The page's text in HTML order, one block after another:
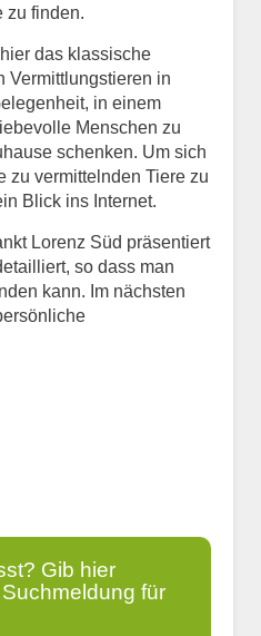
zu finden.
das klassische
Vermittlungstieren in
in einem
Menschen zu
schenken. Um sich
zu vermittelnden Tiere zu
Blick ins Internet.
Lorenz Süd präsentiert
so dass man
kann. Im nächsten
Gib hier
für